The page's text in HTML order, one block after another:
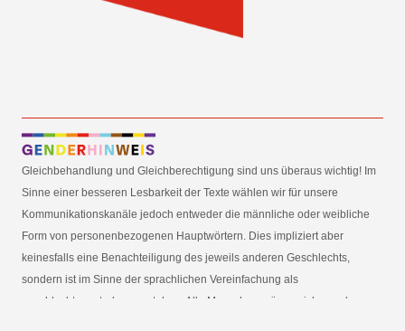
Gleichbehandlung und Gleichberechtigung sind uns überaus wichtig! Im
Sinne einer besseren Lesbarkeit der Texte wählen wir für unsere
Kommunikationskanäle jedoch entweder die männliche oder weibliche
Form von personenbezogenen Hauptwörtern. Dies impliziert aber
keinesfalls eine Benachteiligung des jeweils anderen Geschlechts,
sondern ist im Sinne der sprachlichen Vereinfachung als
geschlechtsneutral zu verstehen. Alle Menschen mögen sich von den